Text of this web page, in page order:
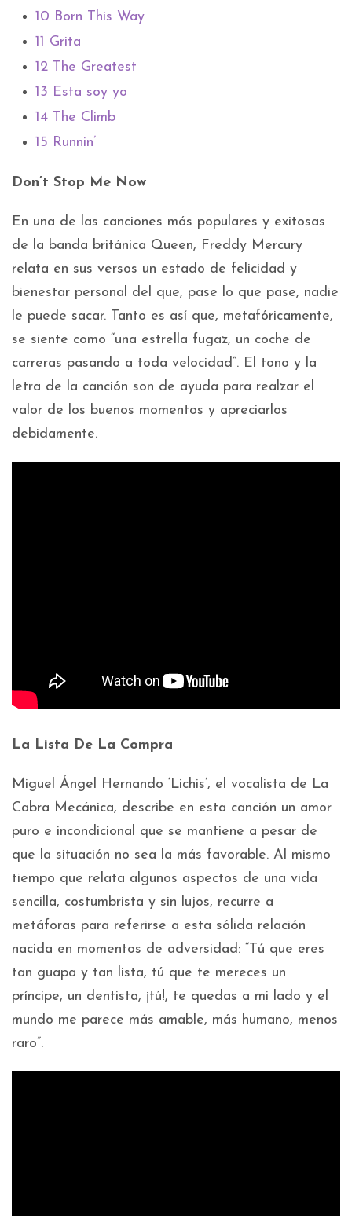
10 Born This Way
11 Grita
12 The Greatest
13 Esta soy yo
14 The Climb
15 Runnin’
Don’t Stop Me Now
En una de las canciones más populares y exitosas
de la banda británica Queen, Freddy Mercury
relata en sus versos un estado de felicidad y
bienestar personal del que, pase lo que pase, nadie
le puede sacar. Tanto es así que, metafóricamente,
se siente como “una estrella fugaz, un coche de
carreras pasando a toda velocidad”. El tono y la
letra de la canción son de ayuda para realzar el
valor de los buenos momentos y apreciarlos
debidamente.
La Lista De La Compra
Miguel Ángel Hernando ‘Lichis’, el vocalista de La
Cabra Mecánica, describe en esta canción un amor
puro e incondicional que se mantiene a pesar de
que la situación no sea la más favorable. Al mismo
tiempo que relata algunos aspectos de una vida
sencilla, costumbrista y sin lujos, recurre a
metáforas para referirse a esta sólida relación
nacida en momentos de adversidad: “Tú que eres
tan guapa y tan lista, tú que te mereces un
príncipe, un dentista, ¡tú!, te quedas a mi lado y el
mundo me parece más amable, más humano, menos
raro”.